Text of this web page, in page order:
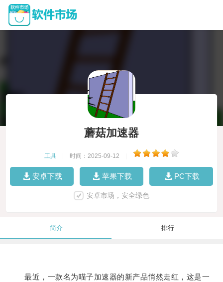
蘑菇加速器
工具 时间：2025-09-12
安卓下载 苹果下载 PC下载
安卓市场，安全绿色
简介 排行
最近，一款名为喵子加速器的新产品悄然走红，这是一